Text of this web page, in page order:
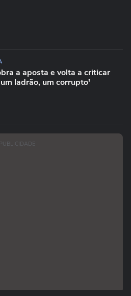
a aposta e volta a criticar
ladrão, um corrupto'
PUBLICIDADE